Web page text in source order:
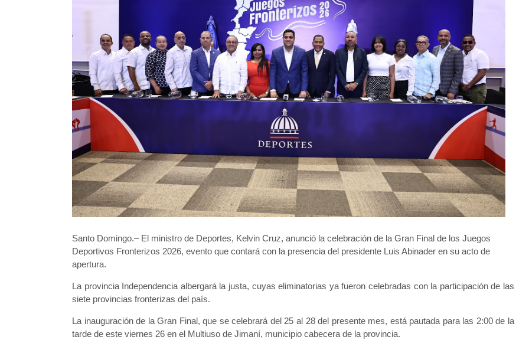
Santo Domingo.– El ministro de Deportes, Kelvin Cruz, anunció la celebración de la Gran Final de los Juegos
Deportivos Fronterizos 2026, evento que contará con la presencia del presidente Luis Abinader en su acto de
apertura.
La provincia Independencia albergará la justa, cuyas eliminatorias ya fueron celebradas con la participación de las
siete provincias fronterizas del país.
La inauguración de la Gran Final, que se celebrará del 25 al 28 del presente mes, está pautada para las 2:00 de la
tarde de este viernes 26 en el Multiuso de Jimaní, municipio cabecera de la provincia.